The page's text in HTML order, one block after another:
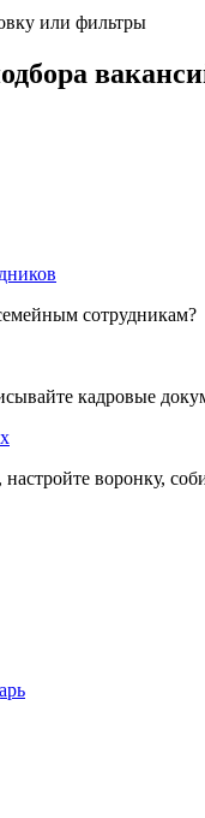
или фильтры
сотрудникам?
кадровые
воронку,